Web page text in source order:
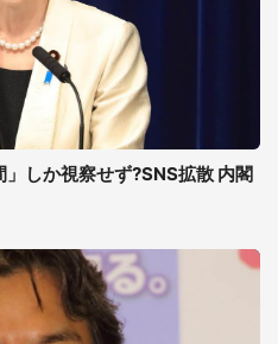
しか視察せず?SNS拡散 内閣